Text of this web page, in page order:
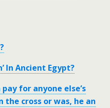
In Ancient Egypt?
for anyone else’s
the cross or was, he an